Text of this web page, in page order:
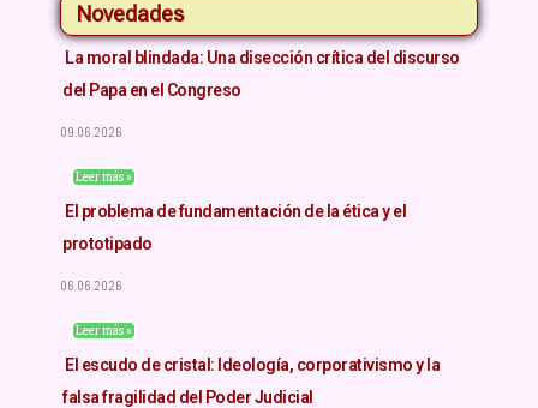
Novedades
La moral blindada: Una disección crítica del discurso
del Papa en el Congreso
09.06.2026
Leer más »
El problema de fundamentación de la ética y el
prototipado
06.06.2026
Leer más »
El escudo de cristal: Ideología, corporativismo y la
falsa fragilidad del Poder Judicial